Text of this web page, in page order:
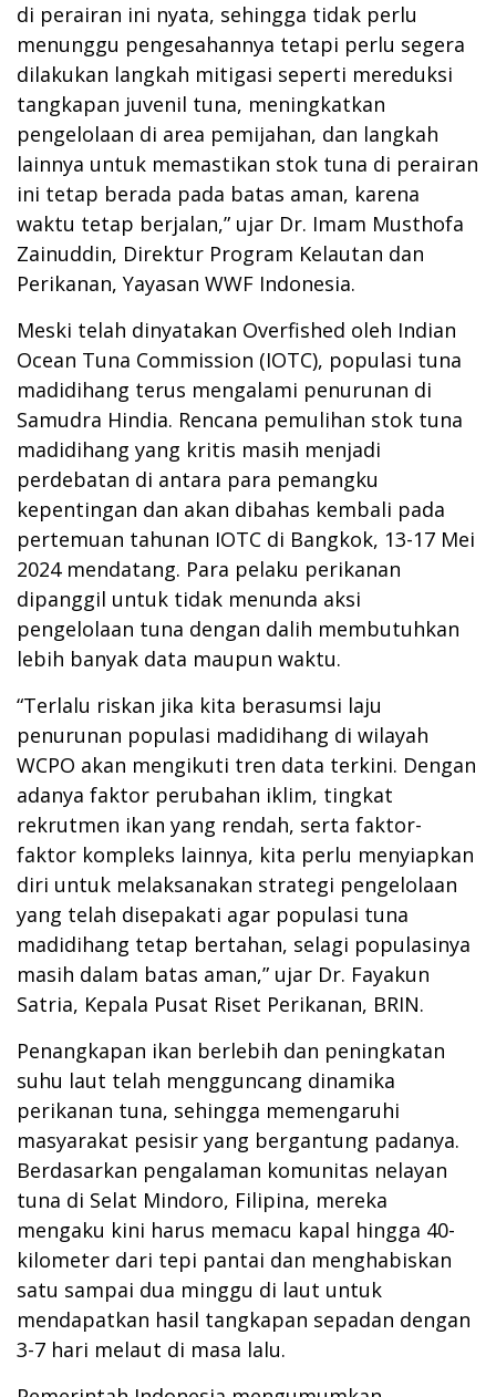
di perairan ini nyata, sehingga tidak perlu
menunggu pengesahannya tetapi perlu segera
dilakukan langkah mitigasi seperti mereduksi
tangkapan juvenil tuna, meningkatkan
pengelolaan di area pemijahan, dan langkah
lainnya untuk memastikan stok tuna di perairan
ini tetap berada pada batas aman, karena
waktu tetap berjalan,” ujar Dr. Imam Musthofa
Zainuddin, Direktur Program Kelautan dan
Perikanan, Yayasan WWF Indonesia.
Meski telah dinyatakan Overfished oleh Indian
Ocean Tuna Commission (IOTC), populasi tuna
madidihang terus mengalami penurunan di
Samudra Hindia. Rencana pemulihan stok tuna
madidihang yang kritis masih menjadi
perdebatan di antara para pemangku
kepentingan dan akan dibahas kembali pada
pertemuan tahunan IOTC di Bangkok, 13-17 Mei
2024 mendatang. Para pelaku perikanan
dipanggil untuk tidak menunda aksi
pengelolaan tuna dengan dalih membutuhkan
lebih banyak data maupun waktu.
“Terlalu riskan jika kita berasumsi laju
penurunan populasi madidihang di wilayah
WCPO akan mengikuti tren data terkini. Dengan
adanya faktor perubahan iklim, tingkat
rekrutmen ikan yang rendah, serta faktor-
faktor kompleks lainnya, kita perlu menyiapkan
diri untuk melaksanakan strategi pengelolaan
yang telah disepakati agar populasi tuna
madidihang tetap bertahan, selagi populasinya
masih dalam batas aman,” ujar Dr. Fayakun
Satria, Kepala Pusat Riset Perikanan, BRIN.
Penangkapan ikan berlebih dan peningkatan
suhu laut telah mengguncang dinamika
perikanan tuna, sehingga memengaruhi
masyarakat pesisir yang bergantung padanya.
Berdasarkan pengalaman komunitas nelayan
tuna di Selat Mindoro, Filipina, mereka
mengaku kini harus memacu kapal hingga 40-
kilometer dari tepi pantai dan menghabiskan
satu sampai dua minggu di laut untuk
mendapatkan hasil tangkapan sepadan dengan
3-7 hari melaut di masa lalu.